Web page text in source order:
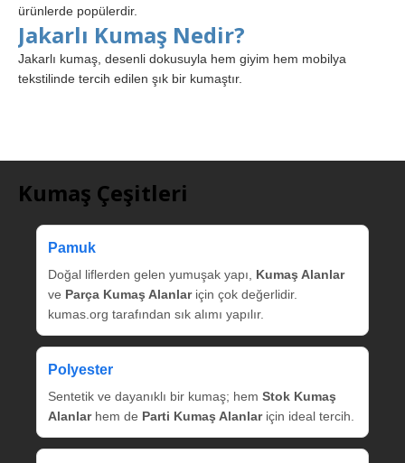
ürünlerde popülerdir.
Jakarlı Kumaş Nedir?
Jakarlı kumaş, desenli dokusuyla hem giyim hem mobilya
tekstilinde tercih edilen şık bir kumaştır.
Kumaş Çeşitleri
Pamuk
Doğal liflerden gelen yumuşak yapı, Kumaş Alanlar
ve Parça Kumaş Alanlariçin çok değerlidir.
kumas.org tarafından sık alımı yapılır.
Polyester
Sentetik ve dayanıklı bir kumaş; hem Stok Kumaş
Alanlarhem de Parti Kumaş Alanlariçin ideal tercih.